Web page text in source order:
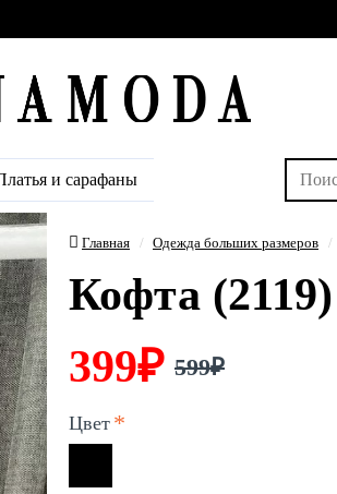
и сарафаны
Главная Одежда больших размеров
Кофта (2119)
399₽ 599₽
Цвет